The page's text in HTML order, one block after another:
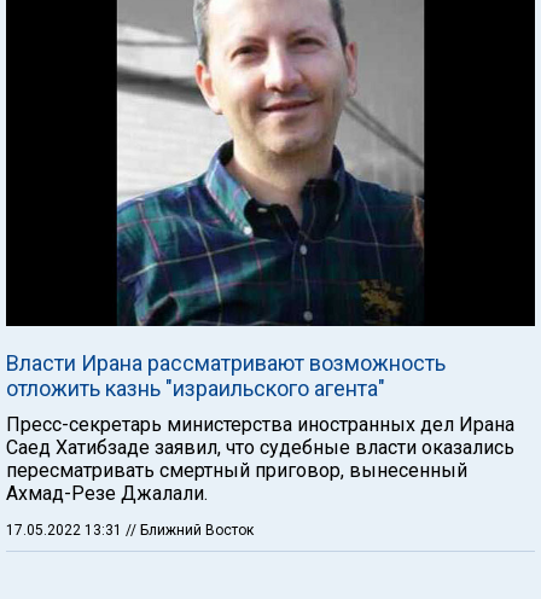
Власти Ирана рассматривают возможность
отложить казнь "израильского агента"
Пресс-секретарь министерства иностранных дел Ирана
Саед Хатибзаде заявил, что судебные власти оказались
пересматривать смертный приговор, вынесенный
Ахмад-Резе Джалали.
17.05.2022 13:31 // Ближний Восток